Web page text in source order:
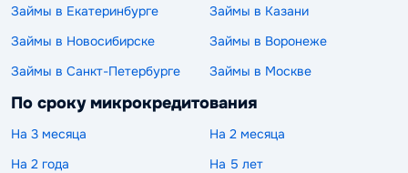
Займы в Екатеринбурге
Займы в Казани
Займы в Новосибирске
Займы в Воронеже
Займы в Санкт-Петербурге
Займы в Москве
По сроку микрокредитования
На 3 месяца
На 2 месяца
На 2 года
На 5 лет